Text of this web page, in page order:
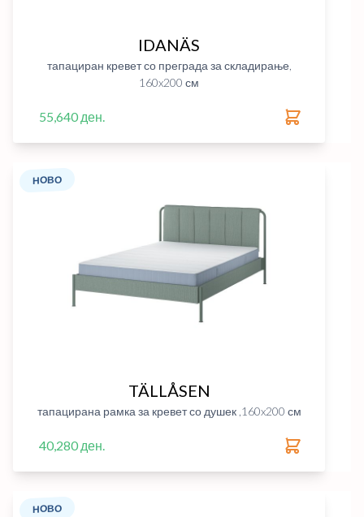
IDANÄS
тапациран кревет со преграда за складирање,
160x200 см
55,640 ден.
НОВО
TÄLLÅSEN
тапацирана рамка за кревет со душек ,160x200 см
40,280 ден.
НОВО